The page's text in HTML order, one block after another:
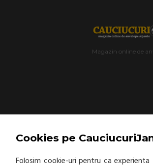
Cookies pe
Folosim cookie-uri pentru ca
Magazin online de